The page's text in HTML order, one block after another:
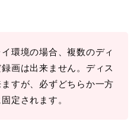
環境の場合、複数のディ
画は出来ません。ディス
すが、必ずどちらか一方
定されます。